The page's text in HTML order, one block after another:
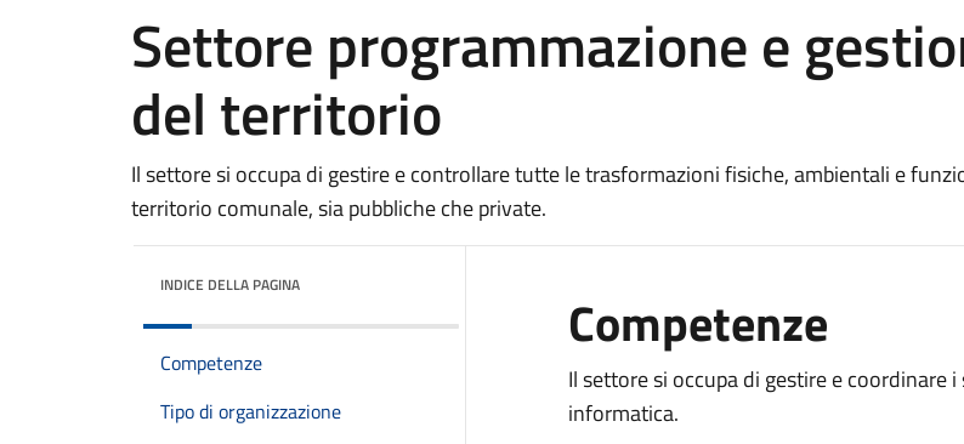
Settore programmazione e
del territorio
Il settore si occupa di gestire e controllare tutte le trasformazioni fisiche, ambientali e
territorio comunale, sia pubbliche che private.
INDICE DELLA PAGINA
Competenze
Tipo di organizzazione
Competenze
Il settore si occupa di gestire e coordinare
informatica.